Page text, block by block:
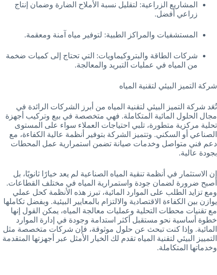
المشاريع الزراعية: لتقليل نسبة الأملاح الضارة وضمان إنتاج
زراعي أفضل.
المستشفيات والمراكز الطبية: لتوفير مياه آمنة ومعقمة.
شركات الطاقة والبتروكيماويات: التي تحتاج إلى كميات ضخمة
من المياه في عمليات التبريد والمعالجة.
شركة التميز البيئي لتقنية المياه
تُعَد شركة التميز البيئي لتقنية المياه من أبرز الشركات الرائدة في
مجال الحلول المائية المتكاملة. فهي متخصصة في بيع وتركيب أجهزة
تحلية مركزية متطورة، تلبي احتياجات العملاء سواء على المستوى
الصناعي أو السكني. وتتميز الشركة بتوفير أنظمة عالية الكفاءة، مع
دعم فني متواصل وخدمات صيانة تضمن استمرارية عمل المحطات
بجودة عالية.
إن الاستثمار في أنظمة تنقية المياه الصناعية لم يعد خيارًا ثانويًا، بل
أصبح ضرورة لضمان جودة واستمرارية المياه في مختلف القطاعات.
ومع تزايد الطلب على الموارد المائية، تبرز هذه الأنظمة كحل عملي
يوازن بين الكفاءة الاقتصادية والالتزام بالمعايير البيئية. وبفضل تكاملها
مع تقنيات محطات التحلية وعمليات معالجة المياه، يمكن القول إنها
خطوة أساسية نحو مستقبل أكثر استدامة وجودة في إدارة الموارد
المائية. وإذا كنت تبحث عن حلول موثوقة، فإن شركات متخصصة مثل
التمييز البيئي لتقنية المياه تقدم لك الخيار الأمثل عبر أجهزتها المتقدمة
وخدماتها المتكاملة.